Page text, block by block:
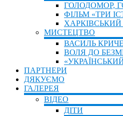
ГОЛОДОМОР,
ФІЛЬМ «ТРИ
МИСТЕЦТВО
ВАСИЛЬ
ВОЛЯ ДО
ПАРТНЕРИ
ДЯКУЄМО
ГАЛЕРЕЯ
ВIДЕО
ДIТИ